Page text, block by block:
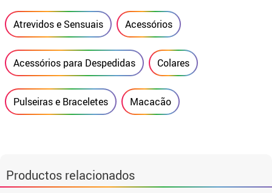
Atrevidos e Sensuais Acessórios
Acessórios para Despedidas Colares
Pulseiras e Braceletes Macacão
Productos relacionados